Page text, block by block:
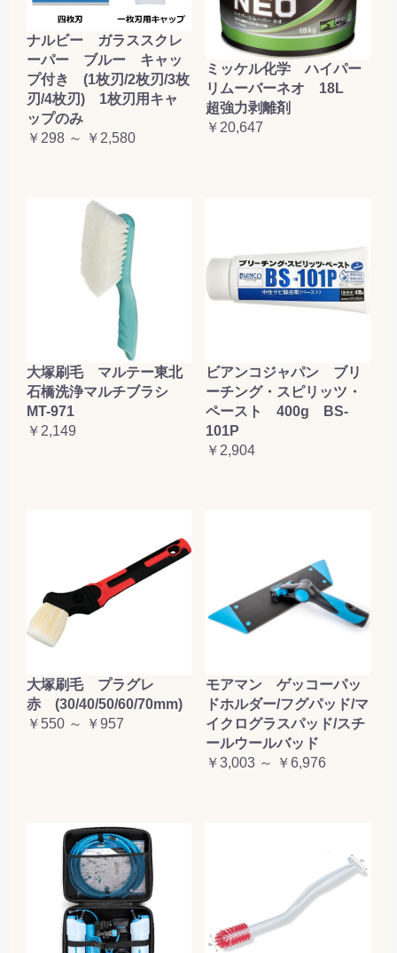
ナルビー ガラススクレ
ーパー ブルー キャッ
プ付き (1枚刃/2枚刃/3枚
刃/4枚刃) 1枚刃用キャ
ップのみ
￥298 ～ ￥2,580
ミッケル化学 ハイパー
リムーバーネオ 18L
超強力剥離剤
￥20,647
大塚刷毛 マルテー東北
石橋洗浄マルチブラシ
MT-971
￥2,149
ビアンコジャパン ブリ
ーチング・スピリッツ・
ペースト 400g BS-
101P
￥2,904
大塚刷毛 プラグレ
赤 (30/40/50/60/70mm)
￥550 ～ ￥957
モアマン ゲッコーパッ
ドホルダー/フグパッド/マ
イクログラスパッド/スチ
ールウールバッド
￥3,003 ～ ￥6,976